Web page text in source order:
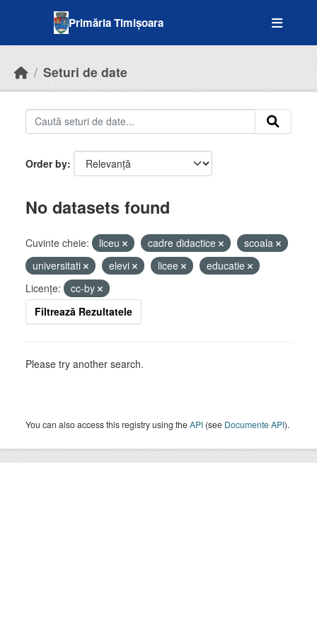
Primăria Timișoara
Seturi de date
Order by
No datasets found
Cuvinte cheie: liceu cadre didactice
scoala
universitati
elevi licee
educatie
Licenţe:
cc-by
Filtrează Rezultatele
Please try another search.
You can also access this registry using theAPI (see Documente API).